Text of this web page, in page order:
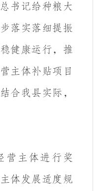
书记给种粮大
落实落细提振
健康运行，推
主体补贴项目
合我县实际，
营主体进行奖
体发展适度规